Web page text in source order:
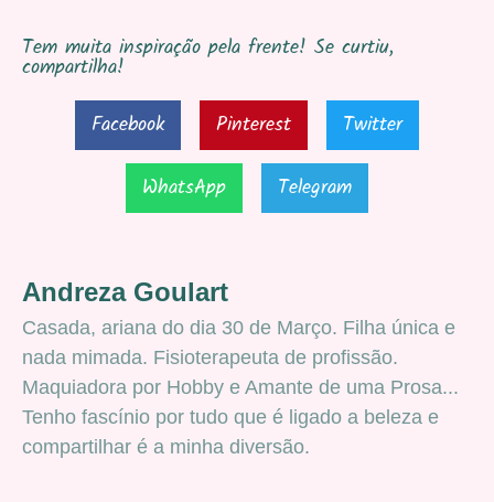
Tem muita inspiração pela frente! Se curtiu,
compartilha!
Facebook
Pinterest
Twitter
WhatsApp
Telegram
Andreza Goulart
Casada, ariana do dia 30 de Março. Filha única e
nada mimada. Fisioterapeuta de profissão.
Maquiadora por Hobby e Amante de uma Prosa...
Tenho fascínio por tudo que é ligado a beleza e
compartilhar é a minha diversão.